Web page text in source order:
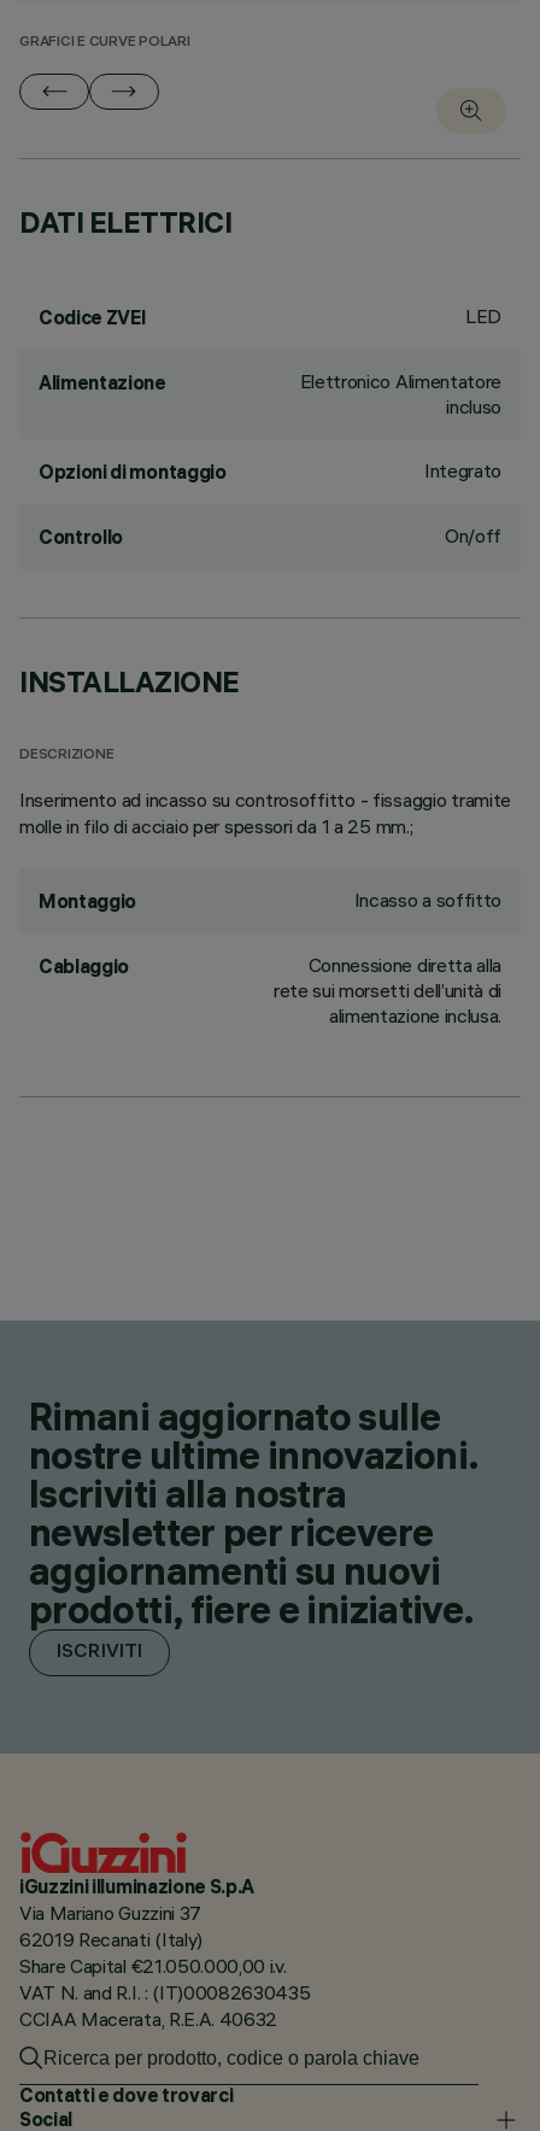
GRAFICI E CURVE POLARI
DATI ELETTRICI
Codice ZVEI LED
Alimentazione
Elettronico Alimentatore
incluso
Opzioni di montaggio Integrato
Controllo On/off
INSTALLAZIONE
DESCRIZIONE
Inserimento ad incasso su controsoffitto - fissaggio tramite
molle in filo di acciaio per spessori da 1 a 25 mm.;
Montaggio Incasso a soffitto
Cablaggio
Connessione diretta alla
rete sui morsetti dell’unità di
alimentazione inclusa.
Rimani aggiornato sulle
nostre ultime innovazioni.
Iscriviti alla nostra
newsletter per ricevere
aggiornamenti su nuovi
prodotti, fiere e iniziative.
ISCRIVITI
iGuzzini illuminazione S.p.A
Via Mariano Guzzini 37
62019 Recanati (Italy)
Share Capital €21.050.000,00 i.v.
VAT N. and R.I. : (IT)00082630435
CCIAA Macerata, R.E.A. 40632
Contatti e dove trovarci
Social